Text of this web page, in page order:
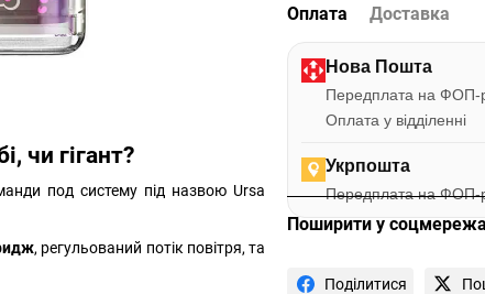
чи гігант?
под систему під назвою Ursa
, регульований потік повітря, та
Оплата Доставка
Нова Пошта
Передплата на ФОП-
Оплата у відділенні
Укрпошта
Передплата на ФОП-
Поширити у
Поділитися